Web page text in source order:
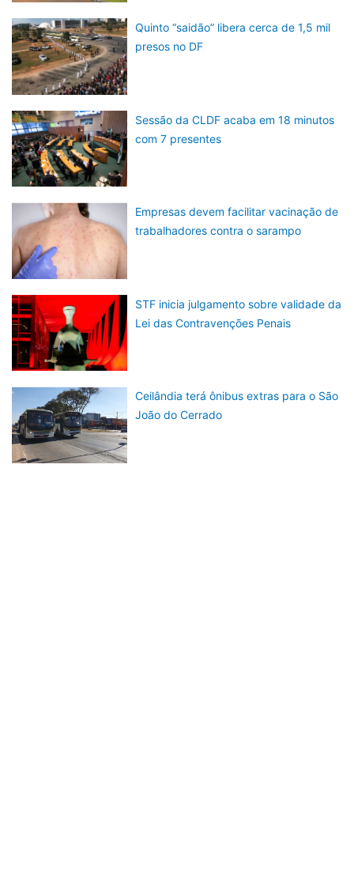
Quinto “saidão” libera cerca de 1,5 mil
presos no DF
Sessão da CLDF acaba em 18 minutos
com 7 presentes
Empresas devem facilitar vacinação de
trabalhadores contra o sarampo
STF inicia julgamento sobre validade da
Lei das Contravenções Penais
Ceilândia terá ônibus extras para o São
João do Cerrado